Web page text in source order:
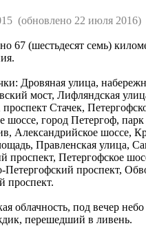
(обновлено 22 июля 2016)
67 (шестьдесят семь)
Дровяная улица,
мост, Лифляндская
Стачек,
шоссе, город Петергоф,
Александрийское шоссе,
Правленская улица,
проспект, Петергофское
Петергофский проспект,
проспект.
облачность, под вечер небо
перешедший в ливень.